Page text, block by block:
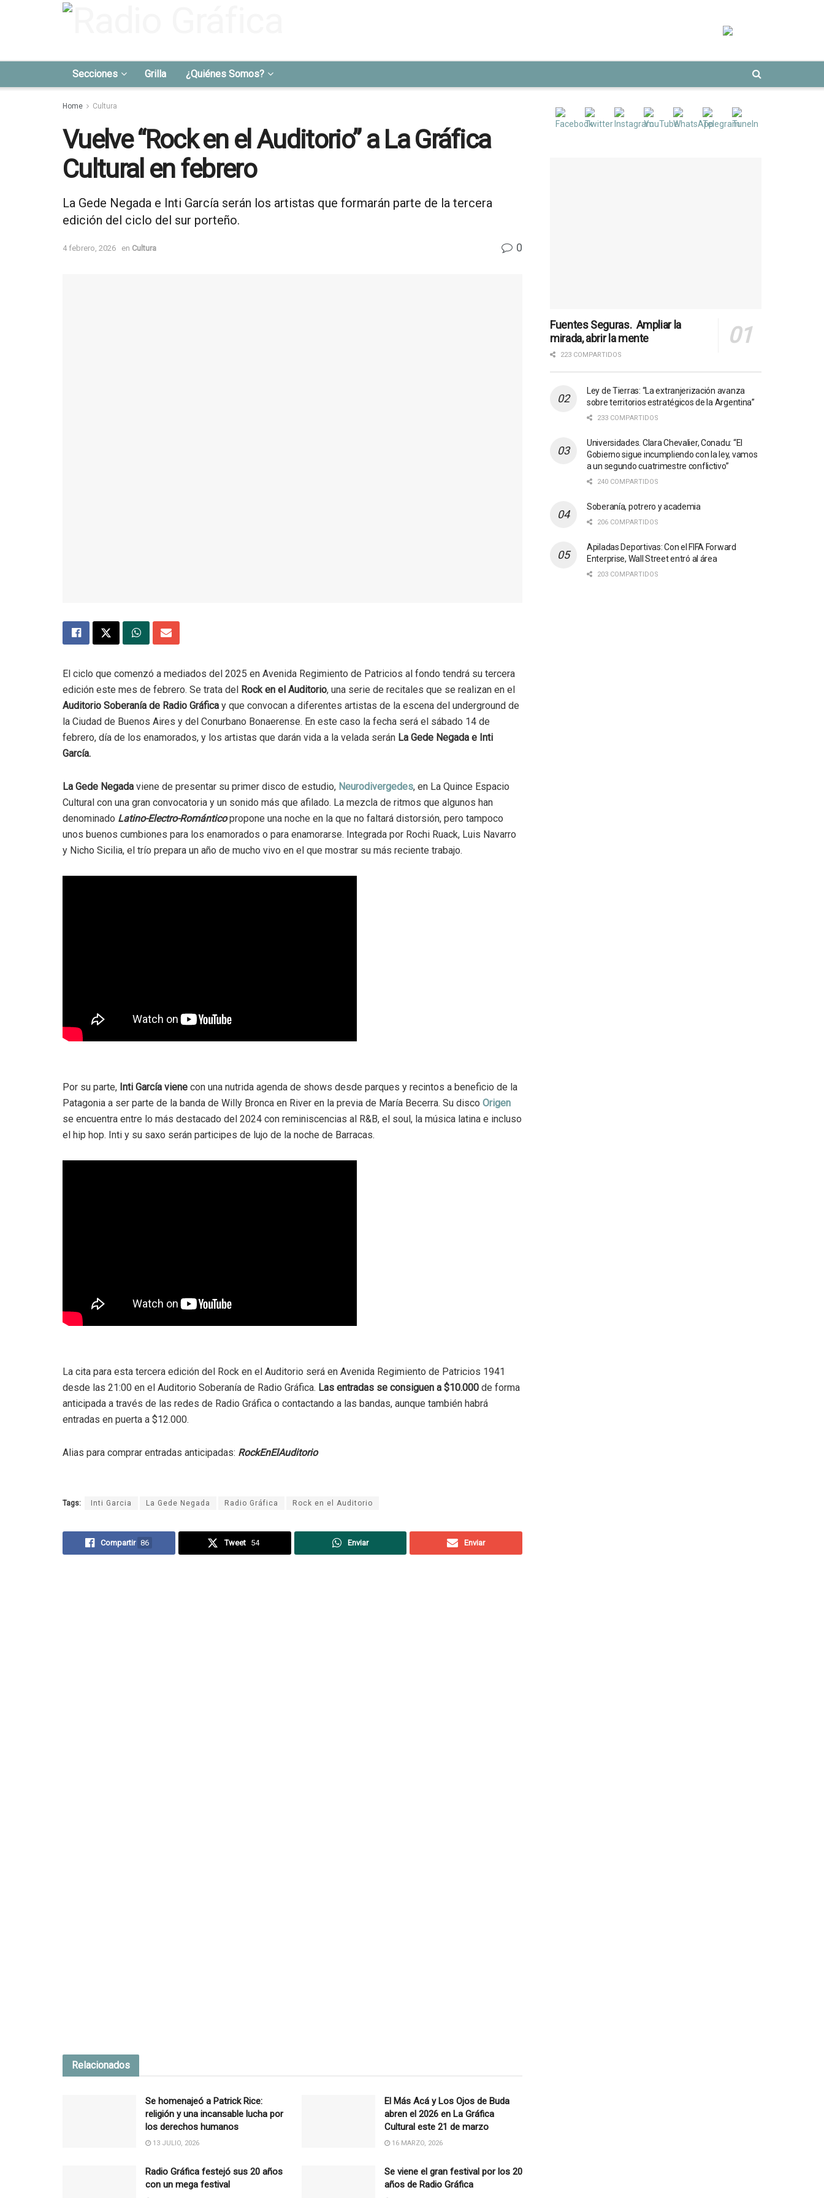
Secciones Grilla ¿Quiénes Somos?
Home Cultura
Vuelve “Rock en el Auditorio” a La Gráfica
Cultural en febrero
La Gede Negada e Inti García serán los artistas que formarán parte de la tercera
edición del ciclo del sur porteño.
4 febrero, 2026 en Cultura 0
El ciclo que comenzó a mediados del 2025 en Avenida Regimiento de Patricios al fondo tendrá su tercera
edición este mes de febrero. Se trata del Rock en el Auditorio, una serie de recitales que se realizan en el
Auditorio Soberanía de Radio Gráfica y que convocan a diferentes artistas de la escena del underground de
la Ciudad de Buenos Aires y del Conurbano Bonaerense. En este caso la fecha será el sábado 14 de
febrero, día de los enamorados, y los artistas que darán vida a la velada serán La Gede Negada e Inti
García.
La Gede Negada viene de presentar su primer disco de estudio, Neurodivergedes, en La Quince Espacio
Cultural con una gran convocatoria y un sonido más que afilado. La mezcla de ritmos que algunos han
denominado Latino-Electro-Románticopropone una noche en la que no faltará distorsión, pero tampoco
unos buenos cumbiones para los enamorados o para enamorarse. Integrada por Rochi Ruack, Luis Navarro
y Nicho Sicilia, el trío prepara un año de mucho vivo en el que mostrar su más reciente trabajo.
Por su parte, Inti García viene con una nutrida agenda de shows desde parques y recintos a beneficio de la
Patagonia a ser parte de la banda de Willy Bronca en River en la previa de María Becerra. Su disco Origen
se encuentra entre lo más destacado del 2024 con reminiscencias al R&B, el soul, la música latina e incluso
el hip hop. Inti y su saxo serán participes de lujo de la noche de Barracas.
La cita para esta tercera edición del Rock en el Auditorio será en Avenida Regimiento de Patricios 1941
desde las 21:00 en el Auditorio Soberanía de Radio Gráfica. Las entradas se consiguen a $10.000 de forma
anticipada a través de las redes de Radio Gráfica o contactando a las bandas, aunque también habrá
entradas en puerta a $12.000.
Alias para comprar entradas anticipadas: RockEnElAuditorio
Tags: Inti Garcia La Gede Negada Radio Gráfica Rock en el Auditorio
Compartir 86 Tweet 54 Enviar Enviar
Relacionados
Se homenajeó a Patrick Rice:
religión y una incansable lucha por
los derechos humanos
13 JULIO, 2026
El Más Acá y Los Ojos de Buda
abren el 2026 en La Gráfica
Cultural este 21 de marzo
16 MARZO, 2026
Radio Gráfica festejó sus 20 años
con un mega festival
Se viene el gran festival por los 20
años de Radio Gráfica
Fuentes Seguras. Ampliar la
mirada, abrir la mente
223 COMPARTIDOS
Ley de Tierras: “La extranjerización avanza
sobre territorios estratégicos de la Argentina”
233 COMPARTIDOS
Universidades. Clara Chevalier, Conadu: “El
Gobierno sigue incumpliendo con la ley, vamos
a un segundo cuatrimestre conflictivo”
240 COMPARTIDOS
Soberanía, potrero y academia
206 COMPARTIDOS
Apiladas Deportivas: Con el FIFA Forward
Enterprise, Wall Street entró al área
203 COMPARTIDOS